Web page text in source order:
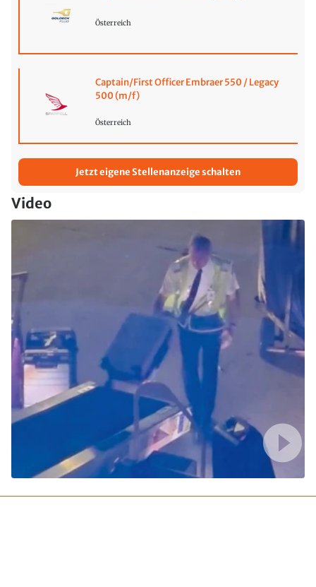
Österreich
Captain/First Officer Embraer 550 / Legacy
500 (m/f)
Österreich
Jetzt eigene Stellenanzeige schalten
Video